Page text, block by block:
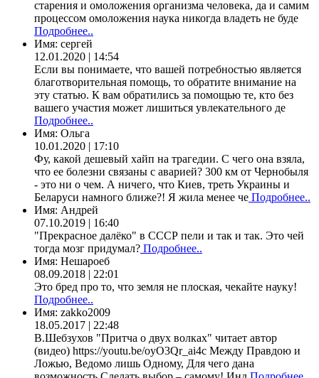
старения и омоложения организма человека, да и самим
процессом омоложения наука никогда владеть не буде
Подробнее..
Имя: сергей
12.01.2020 | 14:54
Если вы понимаете, что вашей потребностью является
благотворительная помощь, то обратите внимание на
эту статью. К вам обратились за помощью те, кто без
вашего участия может лишиться увлекательного де
Подробнее..
Имя: Ольга
10.01.2020 | 17:10
Фу, какой дешевый хайп на трагедии. С чего она взяла,
что ее болезни связаны с аварией? 300 км от Чернобыля
- это ни о чем. А ничего, что Киев, треть Украины и
Беларуси намного ближе?! Я жила менее че Подробнее..
Имя: Андрей
07.10.2019 | 16:40
"Прекрасное далёко" в СССР пели и так и так. Это чей
тогда мозг придумал? Подробнее..
Имя: Нешароеб
08.09.2018 | 22:01
Это бред про то, что земля не плоская, чекайте науку!
Подробнее..
Имя: zakko2009
18.05.2017 | 22:48
В.Шебзухов "Притча о двух волках" читает автор
(видео) https://youtu.be/oyO3Qr_ai4c Между Правдою и
Ложью, Ведомо лишь Одному, Для чего дана